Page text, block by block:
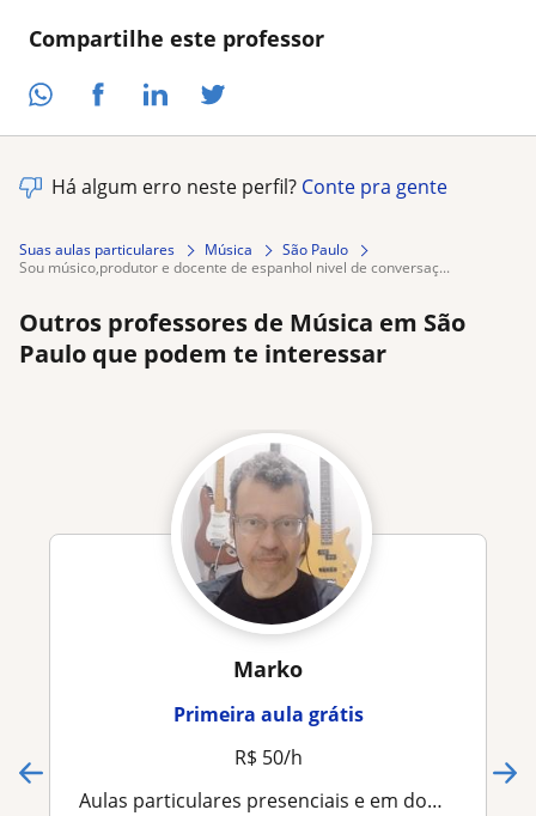
Compartilhe este professor
Há algum erro neste perfil? Conte pra gente
Suas aulas particulares Música
São Paulo
sou músico,produtor e docente de espanhol nivel de conversaç...
Outros professores de Música em São
Paulo que podem te interessar
Marko
Primeira aula grátis
R$ 50/h
Aulas particulares presenciais e em domicílio, com muito carinho e dedicação